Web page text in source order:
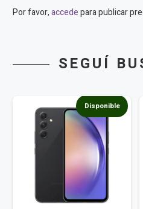
Por favor,accedepara publicar
SEGUÍ